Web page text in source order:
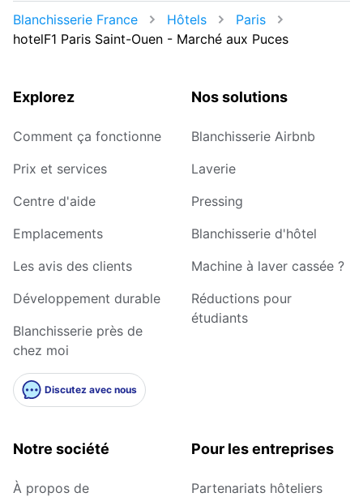
Blanchisserie France Hôtels
Paris
hotelF1 Paris Saint-Ouen - Marché aux Puces
Explorez
Comment ça fonctionne
Prix et services
Centre d'aide
Emplacements
Les avis des clients
Développement durable
Blanchisserie près de
chez moi
Discutez avec nous
Nos solutions
Blanchisserie Airbnb
Laverie
Pressing
Blanchisserie d'hôtel
Machine à laver cassée ?
Réductions pour
étudiants
Notre société
À propos de
Pour les entreprises
Partenariats hôteliers